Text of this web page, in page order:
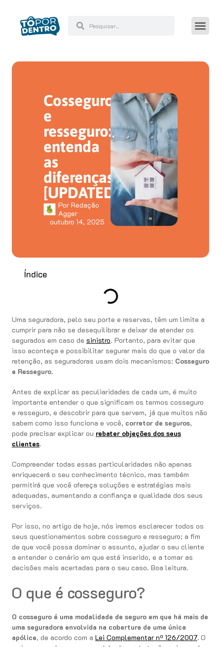
Cosseguro
e
resseguro:
entenda
as
diferenças
[UPDATED]
Por Redação
Agger
outubro 14, 2025
Índice
Uma seguradora, pelo seu porte e reservas, têm um limite a
cumprir para não se desequilibrar e deixar de atender os
segurados em caso de sinistro. Portanto, para evitar que
isso aconteça e possibilitar segurar mais do que o valor da
retenção, as seguradoras usam dois mecanismos: Cosseguro
e Resseguro.
Antes de explicar as peculiaridades de cada um, é muito
importante entender o que significam os termos cosseguro
e resseguro, e descobrir para que servem, já que muitos não
sabem como isso funciona e você, corretor de seguros,
pode precisar explicar ou rebater objeções dos seus
clientes.
Compreender todas essas particularidades não apenas
enriquecerá o seu conhecimento técnico, mas também
permitirá que você ofereça soluções e estratégias mais
adequadas, aumentando a confiança e qualidade dos seus
serviços.
Por isso, no artigo de hoje, nós iremos esclarecer todos os
seus questionamentos sobre cosseguro e resseguro; a fim
de que você possa dominar o assunto, ajudar o seu cliente
a entender o cenário em que está inserido, e a tomar as
decisões mais acertadas para o seu caso. Boa leitura.
O que é cosseguro?
O cosseguro é uma modalidade de seguro em que há mais de
uma seguradora envolvida na cobertura de uma única
apólice, de acordo com a Lei Complementar nº 126/2007. O